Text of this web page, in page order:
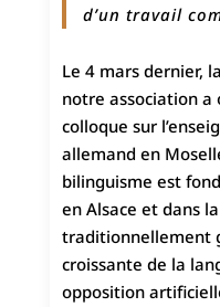
d’un travail
Le 4 mars dernier,
notre association a
colloque sur
allemand en
bilinguisme est
en Alsace et dans
traditionnellement
croissante de la
opposition